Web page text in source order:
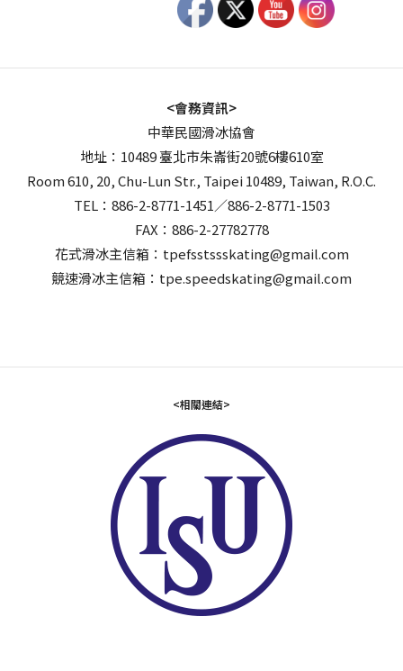
<會務資訊>
中華民國滑冰協會
地址：10489 臺北市朱崙街20號6樓610室
Room 610, 20, Chu-Lun Str., Taipei 10489, Taiwan, R.O.C.
TEL：886-2-8771-1451／886-2-8771-1503
FAX：886-2-27782778
花式滑冰主信箱：tpefsstssskating@gmail.com
競速滑冰主信箱：tpe.speedskating@gmail.com
<相關連結>